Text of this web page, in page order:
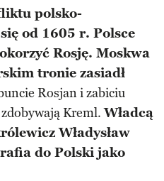
polsko-
od 1605 r. Polsce
Rosję. Moskwa
tronie zasiadł
Rosjan i zabiciu
Kreml.Władcą
Władysław
do Polski jako